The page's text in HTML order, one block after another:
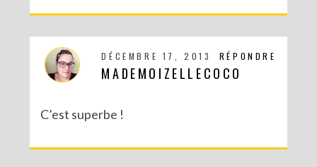
RÉPONDRE
DÉCEMBRE 17, 2013
MADEMOIZELLECOCO
C’est superbe !